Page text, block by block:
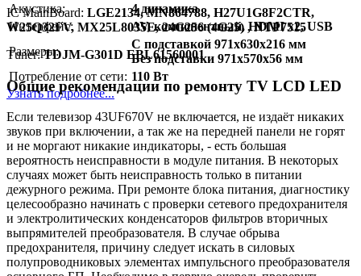
Акустика:
4 динамика
Интерфейс:
AV, компонентный, HDMI x2, USB
Размеры:
C подставкой 971x630x216 мм
Без подставки 971x570x56 мм
Потребление от сети: 110 Вт
Узнать подробнее...
IC MainBoard: LGE2134, MN864788, H27U1G8F2CTR,
W25Q32FV, MX25L8035E, 24G256 (4G25) , NTP7515
Тuner:TDJM-G301D EBL61560001
Общие рекомендации по ремонту TV LCD LED
Если телевизор 43UF670V не включается, не издаёт никаких
звуков при включении, а так же на передней панели не горят
и не моргают никакие индикаторы, - есть большая
вероятность неисправности в модуле питания. В некоторых
случаях может быть неисправность только в питании
дежурного режима. При ремонте блока питания, диагностику
целесообразно начинать с проверки сетевого предохранителя
и электролитических конденсаторов фильтров вторичных
выпрямителей преобразователя. В случае обрыва
предохранителя, причину следует искать в силовых
полупроводниковых элементах импульсного преобразователя